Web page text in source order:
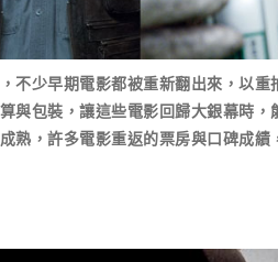
不少早期電影都被重新翻出來，以重
與包裝，讓這些電影回歸大銀幕時，
熟，許多電影重返的票房與口碑成績